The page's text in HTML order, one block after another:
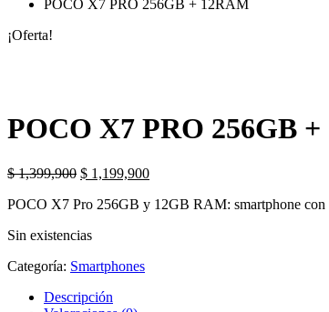
POCO X7 PRO 256GB + 12RAM
¡Oferta!
POCO X7 PRO 256GB
$1,399,900 El
original
$ 1,399,900.
$ 1,199,900El
actual
POCO X7 Pro 256GB y 12GB RAM: smartphone
Sin existencias
Categoría: Smartphones
Descripción